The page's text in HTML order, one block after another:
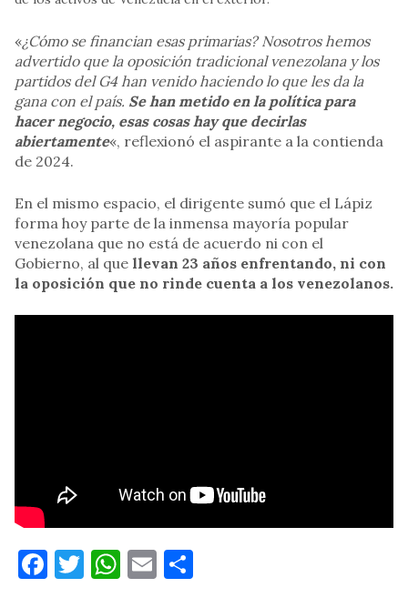
«¿Cómo se financian esas primarias? Nosotros hemos
advertido que la oposición tradicional venezolana y los
partidos del G4 han venido haciendo lo que les da la
gana con el país. Se han metido en la política para
hacer negocio, esas cosas hay que decirlas
abiertamente«, reflexionó el aspirante a la contienda
de 2024.
En el mismo espacio, el dirigente sumó que el Lápiz
forma hoy parte de la inmensa mayoría popular
venezolana que no está de acuerdo ni con el
Gobierno, al que llevan 23 años enfrentando, ni con
la oposición que no rinde cuenta a los venezolanos.
Facebook
Twitter
WhatsApp
Email